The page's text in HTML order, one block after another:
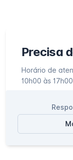
Precisa
Horário de
10h00 às